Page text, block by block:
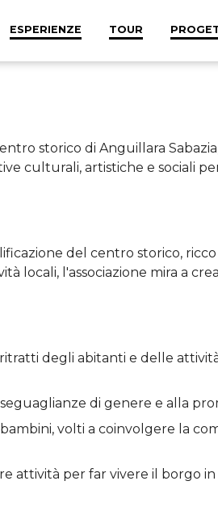
ESPERIENZE TOUR
storico di Anguillara
culturali, artistiche e sociali
del centro storico,
locali, l'associazione mira a
degli abitanti e delle
di genere e alla
volti a coinvolgere la
attività per far vivere il borgo